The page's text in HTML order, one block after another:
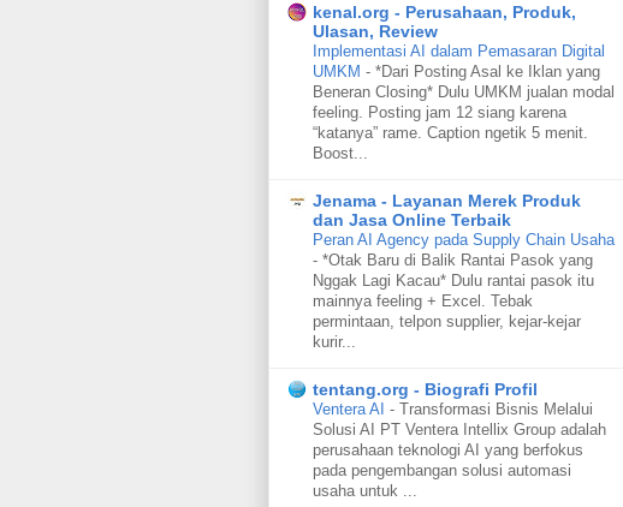
kenal.org - Perusahaan, Produk,
Ulasan, Review
Implementasi AI dalam Pemasaran Digital
UMKM - *Dari Posting Asal ke Iklan yang
Beneran Closing* Dulu UMKM jualan modal
feeling. Posting jam 12 siang karena
“katanya” rame. Caption ngetik 5 menit.
Boost...
Jenama - Layanan Merek Produk
dan Jasa Online Terbaik
Peran AI Agency pada Supply Chain Usaha
- *Otak Baru di Balik Rantai Pasok yang
Nggak Lagi Kacau* Dulu rantai pasok itu
mainnya feeling + Excel. Tebak
permintaan, telpon supplier, kejar-kejar
kurir...
tentang.org - Biografi Profil
Ventera AI - Transformasi Bisnis Melalui
Solusi AI PT Ventera Intellix Group adalah
perusahaan teknologi AI yang berfokus
pada pengembangan solusi automasi
usaha untuk ...